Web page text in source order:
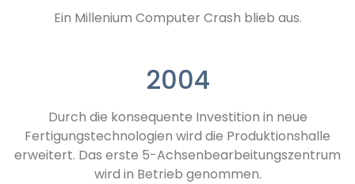
Ein Millenium Computer Crash blieb aus.
2004
Durch die konsequente Investition in neue
Fertigungstechnologien wird die Produktionshalle
erweitert. Das erste 5-Achsenbearbeitungszentrum
wird in Betrieb genommen.